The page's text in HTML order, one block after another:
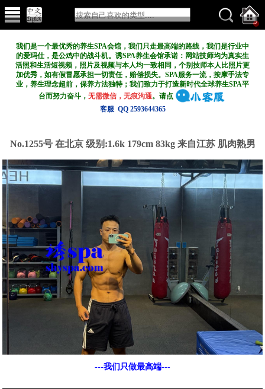
我们是一个最优秀的养生SPA会馆，我们只走最高端的路线，我们是行业中
的爱玛仕，是公鸡中的战斗机。诱SPA养生会馆承诺：网站技师均为真实生
活照和生活短视频，照片及视频与本人均一致相同，个别技师本人比照片更
加优秀，如有假冒愿承担一切责任，赔偿损失。SPA服务一流，按摩手法专
业，养生理念超前，保养方法独特；我们致力于打造新时代全球养生SPA平
台而努力奋斗，无需微信，无痕沟通。请点
客服 QQ 2593644365
No.1255号 在北京 级别:1.6k 179cm 83kg 来自江苏 肌肉熟男
---我们只做最高端---